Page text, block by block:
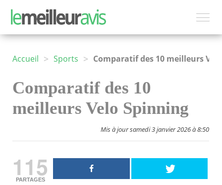
Accueil > Sports >
Comparatif des 10
meilleurs Velo Spinning
Mis à jour samedi 3 janvier 2026 à 8:50
115
PARTAGES